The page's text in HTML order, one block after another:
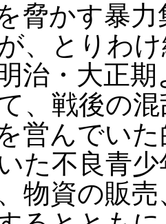
脅かす暴力
、とりわ
治・大正
、戦後の
営んでい
た不良青
物資の販